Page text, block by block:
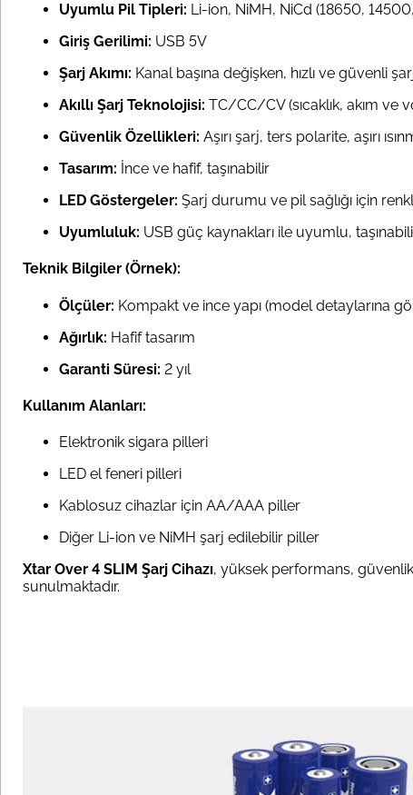
Uyumlu Pil Tipleri: Li-ion, NiMH, NiCd (18650,
Giriş Gerilimi: USB 5V
Şarj Akımı: Kanal başına değişken, hızlı ve güvenli
Akıllı Şarj Teknolojisi: TC/CC/CV (sıcaklık, akım ve
Güvenlik Özellikleri: Aşırı şarj, ters polarite, aşırı
Tasarım: İnce ve hafif, taşınabilir
LED Göstergeler: Şarj durumu ve pil sağlığı için
Uyumluluk: USB güç kaynakları ile uyumlu,
Teknik Bilgiler (Örnek):
Ölçüler: Kompakt ve ince yapı (model detaylarına
Ağırlık: Hafif tasarım
Garanti Süresi: 2 yıl
Kullanım Alanları:
Elektronik sigara pilleri
LED el feneri pilleri
Kablosuz cihazlar için AA/AAA piller
Diğer Li-ion ve NiMH şarj edilebilir piller
Xtar Over 4 SLIM Şarj Cihazı, yüksek performans,
sunulmaktadır.